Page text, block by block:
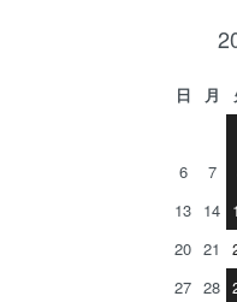
日 月
6
7
13 14
20 21
27 28